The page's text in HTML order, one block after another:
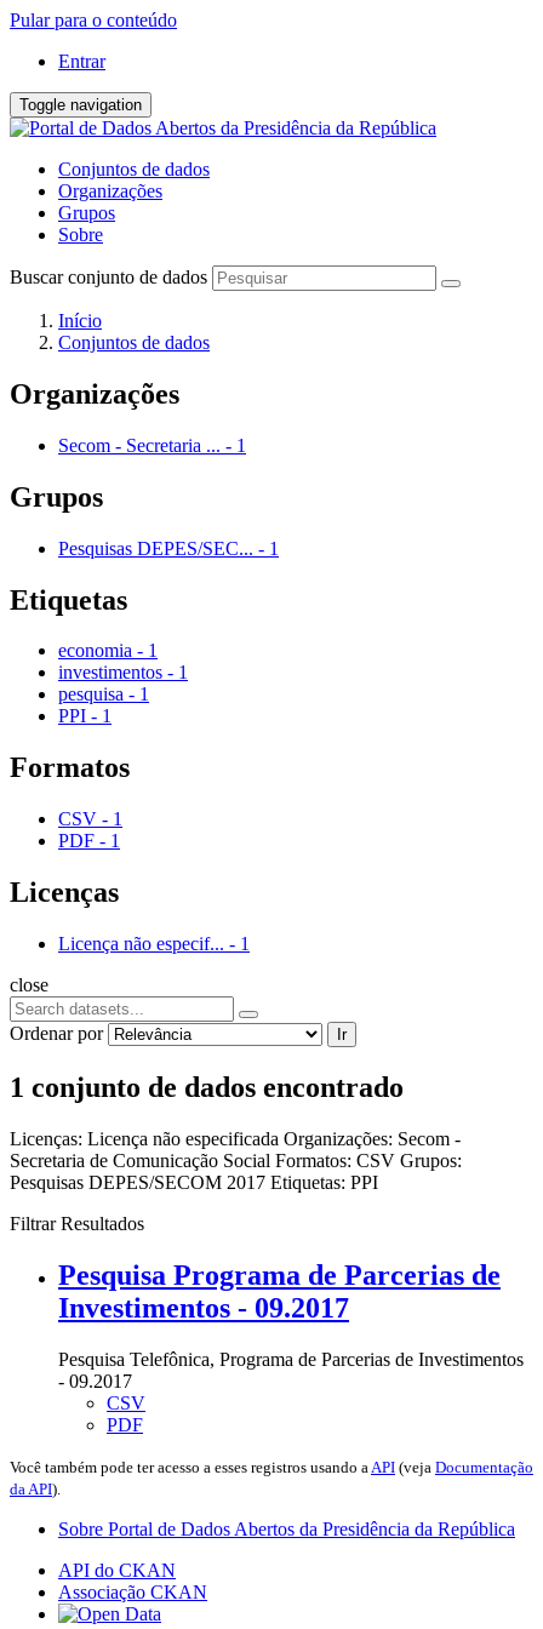
Pular para o conteúdo
Entrar
Toggle navigation
Conjuntos de dados
Organizações
Grupos
Sobre
Buscar conjunto de dados
Início
Conjuntos de dados
Organizações
Secom - Secretaria ... - 1
Grupos
Pesquisas DEPES/SEC... - 1
Etiquetas
economia - 1
investimentos - 1
pesquisa - 1
PPI - 1
Formatos
CSV - 1
PDF - 1
Licenças
Licença não especif... - 1
close
Ordenar por Ir
1 conjunto de dados encontrado
Licenças: Licença não especificada Organizações: Secom -
Secretaria de Comunicação Social Formatos: CSV Grupos:
Pesquisas DEPES/SECOM 2017 Etiquetas: PPI
Filtrar Resultados
Pesquisa Programa de Parcerias de
Investimentos - 09.2017
Pesquisa Telefônica, Programa de Parcerias de Investimentos
- 09.2017
CSV
PDF
Você também pode ter acesso a esses registros usando a API (veja Documentação
da API).
Sobre Portal de Dados Abertos da Presidência da República
API do CKAN
Associação CKAN